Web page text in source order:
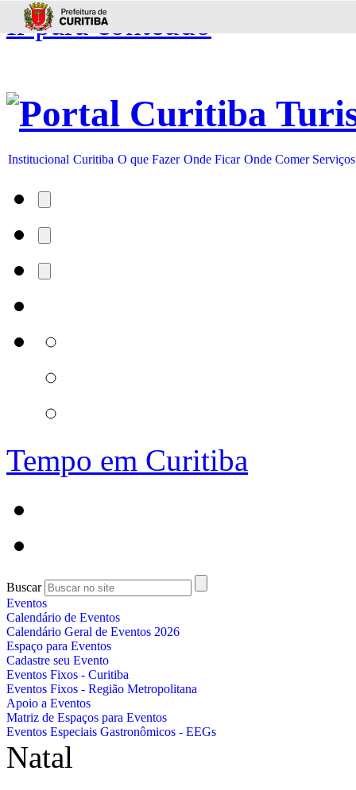
Ir para conteúdo
Institucional Curitiba O que Fazer Onde Ficar Onde Comer Serviços
Tempo em Curitiba
Buscar
Eventos
Calendário de Eventos
Calendário Geral de Eventos 2026
Espaço para Eventos
Cadastre seu Evento
Eventos Fixos - Curitiba
Eventos Fixos - Região Metropolitana
Apoio a Eventos
Matriz de Espaços para Eventos
Eventos Especiais Gastronômicos - EEGs
Natal